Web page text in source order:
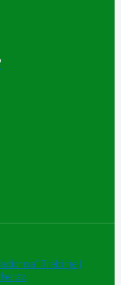
Trebinje |